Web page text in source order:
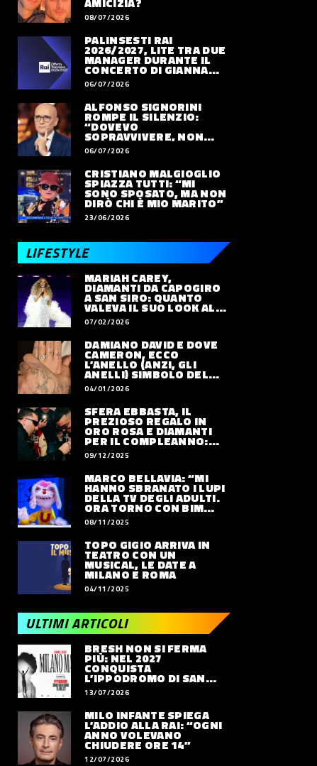
08/07/2026
PALINSESTI RAI
2026/2027, LITE TRA DUE
MANAGER DURANTE IL
CONCERTO DI GIANNA
NANNINI
06/07/2026
ALFONSO SIGNORINI
ROMPE IL SILENZIO:
“DOVEVO
SOPRAVVIVERE, NON
VIVERE”
06/07/2026
CRISTIANO MALGIOGLIO
SPIAZZA TUTTI: “MI
SONO SPOSATO, MA NON
DIRÒ CHI È MIO MARITO”
23/06/2026
LIFESTYLE
MARIAH CAREY,
DIAMANTI DA CAPOGIRO
A SAN SIRO: QUANTO
VALEVA IL SUO LOOK ALLE
OLIMPIADI
07/02/2026
DAMIANO DAVID E DOVE
CAMERON, ECCO
L’ANELLO (ANZI, GLI
ANELLI) SIMBOLO DEL
LORO AMORE
04/01/2026
SFERA EBBASTA, IL
PREZIOSO REGALO IN
ORO ROSA E DIAMANTI
PER IL COMPLEANNO:
QUANTO VALE
09/12/2025
MARCO BELLAVIA: “MI
HANNO SBRANATO I LUPI
DELLA TV DEGLI ADULTI.
ORA TORNO CON BIM
BUM BAM PARTY”
08/11/2025
TOPO GIGIO ARRIVA IN
TEATRO CON UN
MUSICAL, LE DATE A
MILANO E ROMA
04/11/2025
ULTIMI ARTICOLI
BRESH NON SI FERMA
PIÙ: NEL 2027
CONQUISTA
L’IPPODROMO DI SAN
SIRO CON “MILANO
MAREA”
13/07/2026
MILO INFANTE SPIEGA
L’ADDIO ALLA RAI: “OGNI
ANNO VOLEVANO
CHIUDERE ORE 14”
12/07/2026